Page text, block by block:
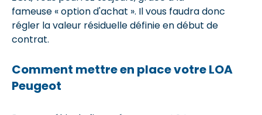
fameuse « option d'achat ». Il vous faudra donc
régler la valeur résiduelle définie en début de
contrat.
Comment mettre en place votre LOA
Peugeot